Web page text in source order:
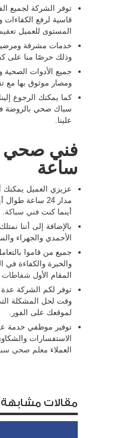
توفر الشركة لجميع
قاسية لرفع
المستوى للعميل
خدمات مشرفة
وذلك حرصًا منا على
جميع الأدوات
ومصار موثوق بها مع
كما يمكنك الرجوع
سباك صحي بالروضة
علينا.
ساعة
عزيزي العميل
مدار 24 ساعة
أينما كنت فني سباكة.
بالإضافة إلى أننا
الأحمدي والجهراء
جميع من قاموا
والخبرة والكفاءة في
المقام الأول شفاطات
توفر لكم الشركة عدة
وقت لحل المشكلة
لموقعك على الفور.
توفير موظفي خدمة
الاستفسارات
العملاء معلم صحي
مقالات مشابهة